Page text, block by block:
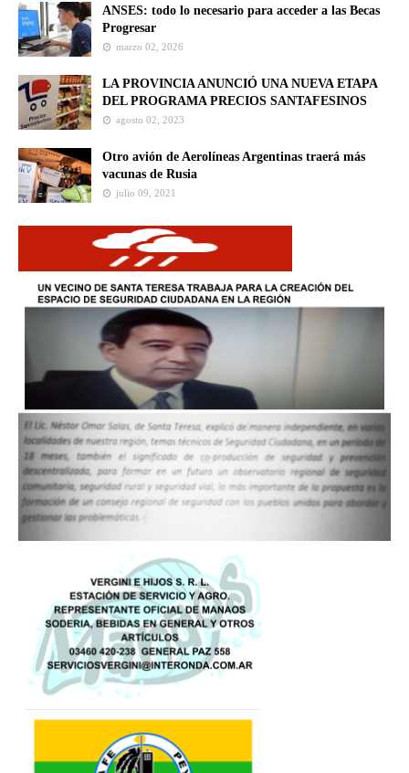
ANSES: todo lo necesario para acceder a las Becas
Progresar
marzo 02, 2026
LA PROVINCIA ANUNCIÓ UNA NUEVA ETAPA
DEL PROGRAMA PRECIOS SANTAFESINOS
agosto 02, 2023
Otro avión de Aerolíneas Argentinas traerá más
vacunas de Rusia
julio 09, 2021